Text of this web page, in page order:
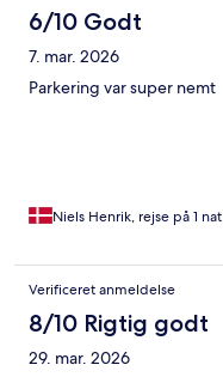
6/10 Godt
7. mar. 2026
Parkering var super nemt
Niels Henrik, rejse på 1 nat
Verificeret anmeldelse
8/10 Rigtig godt
29. mar. 2026